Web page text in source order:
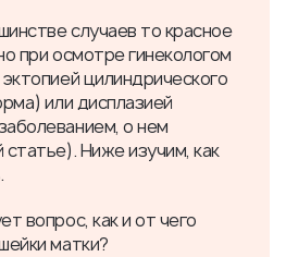
случаев то красное
при осмотре гинекологом
цилиндрического
или дисплазией
о нем
Ниже изучим, как
вопрос, как и от чего
матки?